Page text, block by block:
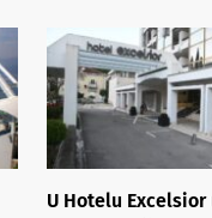
U Hotelu Excelsior